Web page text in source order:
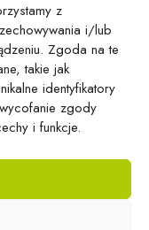
z
i/lub
Zgoda na te
takie jak
identyfikatory
zgody
i funkcje.